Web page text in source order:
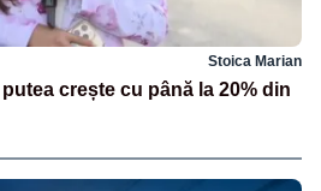
Stoica Marian
crește cu până la 20% din